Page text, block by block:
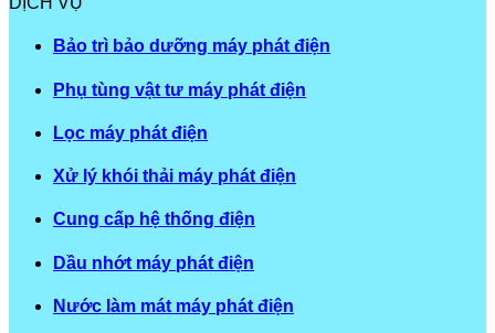
Bảo trì bảo dưỡng máy phát điện
Phụ tùng vật tư máy phát điện
Lọc máy phát điện
Xử lý khói thải máy phát điện
Cung cấp hệ thống điện
Dầu nhớt máy phát điện
Nước làm mát máy phát điện